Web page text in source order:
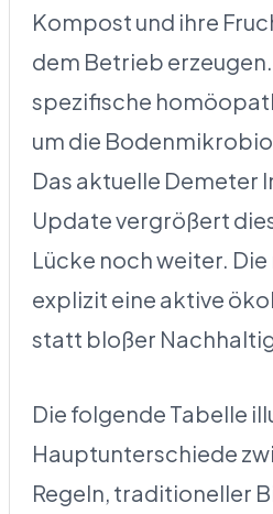
Kompost und ihre
dem Betrieb
spezifische
um die
Das aktuelle Demeter
Update vergrößert
Lücke noch weiter.
explizit eine aktive
statt bloßer
Die folgende Tabelle
Hauptunterschiede
Regeln, traditioneller